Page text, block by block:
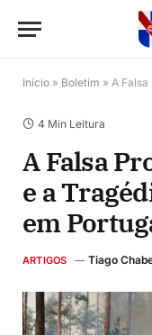
Início » Boletim » A Falsa
4 Min Leitura
A Falsa
e a
em
ARTIGOS Tiago